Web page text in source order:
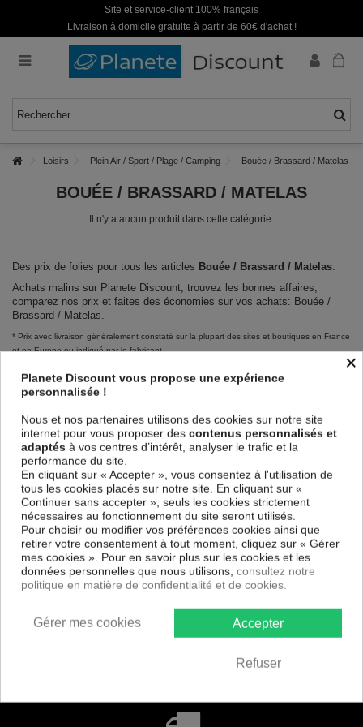
Site et service-client 100% français
Livraison à domicile gratuite à partir de 60€ d'achat !
Loisirs Plein Air / Sport / Plage / Camping Bouée / Brassard / Matelas
BOUÉE / BRASSARD / MATELAS
Il n'y a aucun produit dans cette catégorie.
Des prix de folies pour tous les articles Bouée / Brassard / Matelas.
Achats malins sur Planete Discount, trouvez les bonnes affaires,
comparez nos prix et faites des économies sur vos achats: Bouée /
Brassard / Matelas.
* Prix avec livraison généralement constaté sur la plupart des sites et boutiques en France
et en Europe ou indiqué par le fabricant.
BOUÉE / BRASSARD / MATELAS
Besoin d'aide
Paiement
100% sécurisé
×
Planete Discount vous propose une expérience
personnalisée !
Nous et nos partenaires utilisons des cookies sur notre site
internet pour vous proposer des contenus personnalisés et
adaptés à vos centres d’intérêt, analyser le trafic et la
performance du site.
En cliquant sur « Accepter », vous consentez à l'utilisation de
tous les cookies placés sur notre site. En cliquant sur «
Continuer sans accepter », seuls les cookies strictement
nécessaires au fonctionnement du site seront utilisés.
Pour choisir ou modifier vos préférences cookies ainsi que
retirer votre consentement à tout moment, cliquez sur « Gérer
mes cookies ». Pour en savoir plus sur les cookies et les
données personnelles que nous utilisons, consultez notre
politique en matière de confidentialité et de cookies.
Accepter
Refuser
Gérer mes cookies